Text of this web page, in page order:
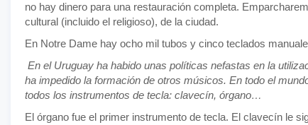
no hay dinero para una restauración completa.
cultural (incluido el religioso), de la ciudad.
En Notre Dame hay ocho mil tubos y cinco teclados
En el Uruguay ha habido unas políticas nefastas en la
ha impedido la formación de otros músicos. En todo el
todos los instrumentos de tecla: clavecín, órgano…
El órgano fue el primer instrumento de tecla. El clavecín le